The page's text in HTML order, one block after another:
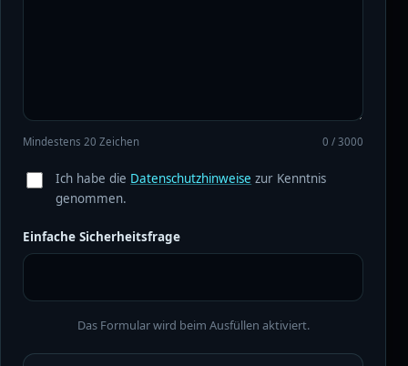
Mindestens 20 Zeichen 0 / 3000
Ich habe die Datenschutzhinweise zur Kenntnis
genommen.
Einfache Sicherheitsfrage
Das Formular wird beim Ausfüllen aktiviert.